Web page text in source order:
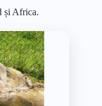
și Africa.